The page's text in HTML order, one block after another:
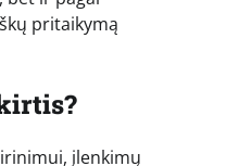
pritaikymą
įlenkimų